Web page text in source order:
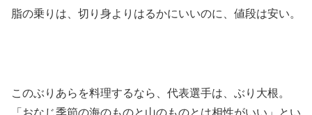
脂の乗りは、切り身よりはるかにいいのに、値段は安い。
このぶりあらを料理するなら、代表選手は、ぶり大根。
「おなじ季節の海のものと山のものとは相性がいい」とい